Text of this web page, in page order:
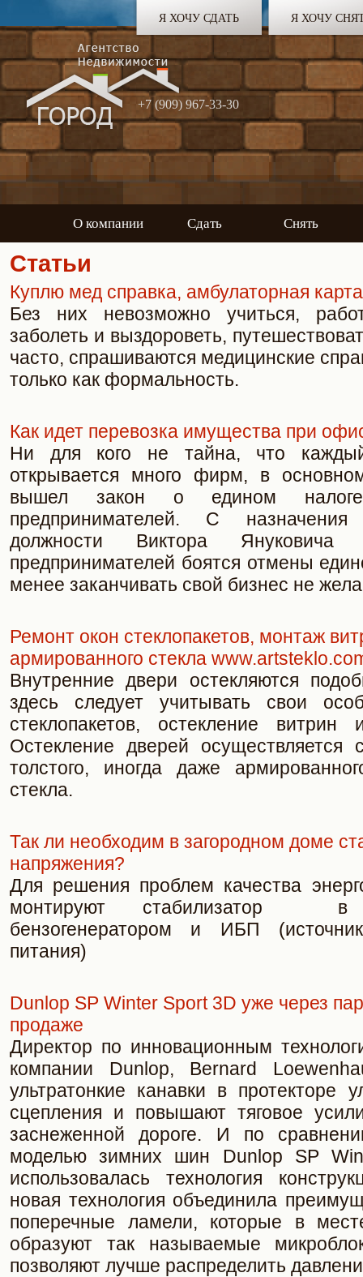
Я ХОЧУ СДАТЬ Я ХОЧУ
+7 (909) 967-33-30
О компании Сдать Снять
Статьи
Куплю мед справка, амбулаторная
Без них невозможно учиться,
заболеть и выздороветь,
часто, спрашиваются медицинские
только как формальность.
Как идет перевозка имущества при
Ни для кого не тайна, что
открывается много фирм, в
вышел закон о едином
предпринимателей. С
должности Виктора Януковича
предпринимателей боятся отмены
менее заканчивать свой бизнес не
Ремонт окон стеклопакетов, монтаж
армированного стекла
Внутренние двери остекляются
здесь следует учитывать свои
стеклопакетов, остекление
Остекление дверей
толстого, иногда даже
стекла.
Так ли необходим в загородном доме
напряжения?
Для решения проблем качества
монтируют стабилизатор
бензогенератором и ИБП
питания)
Dunlop SP Winter Sport 3D уже через
продаже
Директор по инновационным
компании Dunlop, Bernard
ультратонкие канавки в протекторе
сцепления и повышают тяговое
заснеженной дороге. И по
моделью зимних шин Dunlop SP
использовалась технология
новая технология объединила
поперечные ламели, которые в
образуют так называемые
позволяют лучше распределить